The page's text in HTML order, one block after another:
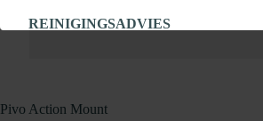
REINIGINGSADVIES
- Reinig metgedestilleerd water
Pivo Action Mount